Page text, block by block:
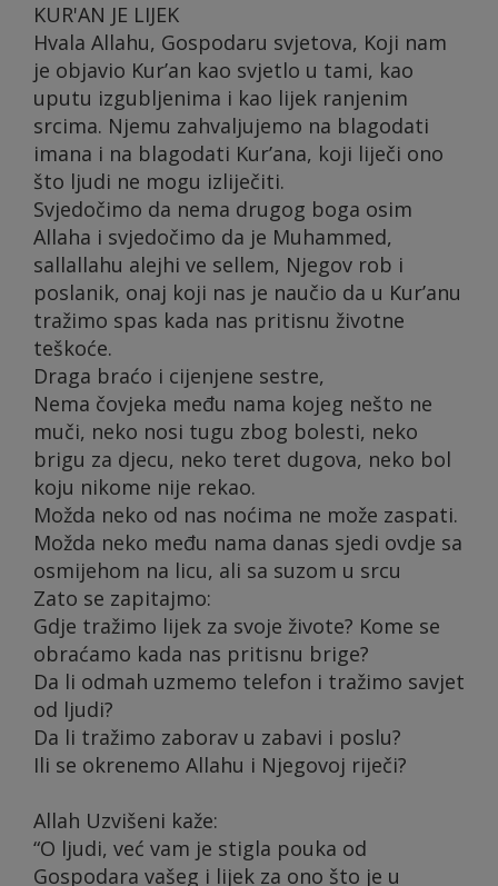
KUR'AN JE LIJEK
Hvala Allahu, Gospodaru svjetova, Koji nam
je objavio Kur’an kao svjetlo u tami, kao
uputu izgubljenima i kao lijek ranjenim
srcima. Njemu zahvaljujemo na blagodati
imana i na blagodati Kur’ana, koji liječi ono
što ljudi ne mogu izliječiti.
Svjedočimo da nema drugog boga osim
Allaha i svjedočimo da je Muhammed,
sallallahu alejhi ve sellem, Njegov rob i
poslanik, onaj koji nas je naučio da u Kur’anu
tražimo spas kada nas pritisnu životne
teškoće.
Draga braćo i cijenjene sestre,
Nema čovjeka među nama kojeg nešto ne
muči, neko nosi tugu zbog bolesti, neko
brigu za djecu, neko teret dugova, neko bol
koju nikome nije rekao.
Možda neko od nas noćima ne može zaspati.
Možda neko među nama danas sjedi ovdje sa
osmijehom na licu, ali sa suzom u srcu
Zato se zapitajmo:
Gdje tražimo lijek za svoje živote? Kome se
obraćamo kada nas pritisnu brige?
Da li odmah uzmemo telefon i tražimo savjet
od ljudi?
Da li tražimo zaborav u zabavi i poslu?
Ili se okrenemo Allahu i Njegovoj riječi?
Allah Uzvišeni kaže:
“O ljudi, već vam je stigla pouka od
Gospodara vašeg i lijek za ono što je u